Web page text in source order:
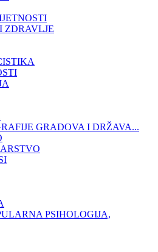
ZDRAVLJE
GRADOVA I DRŽAVA...
PSIHOLOGIJA,